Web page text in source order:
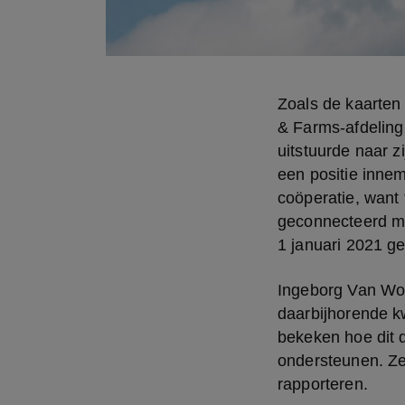
Zoals de
& Farms-
uitstuurde naar
een positie
coöperatie, want
geconnecteerd
1 januari 2021
Ingeborg Van
daarbijhorende
bekeken hoe dit
ondersteunen.
rapporteren.